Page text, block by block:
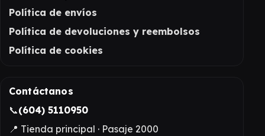
Política de envíos
Política de devoluciones y reembolsos
Política de cookies
Contáctanos
📞(604) 5110950
📍 Tienda principal · Pasaje 2000